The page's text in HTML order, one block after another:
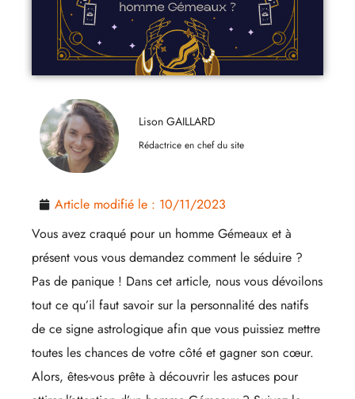
Lison GAILLARD
Rédactrice en chef du site
Article modifié le : 10/11/2023
Vous avez craqué pour un homme Gémeaux et à
présent vous vous demandez comment le séduire ?
Pas de panique ! Dans cet article, nous vous dévoilons
tout ce qu’il faut savoir sur la personnalité des natifs
de ce signe astrologique afin que vous puissiez mettre
toutes les chances de votre côté et gagner son cœur.
Alors, êtes-vous prête à découvrir les astuces pour